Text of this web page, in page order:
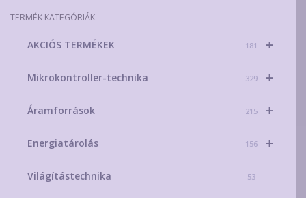
TERMÉK KATEGÓRIÁK
+
AKCIÓS TERMÉKEK 181
+
Mikrokontroller-technika 329
+
Áramforrások 215
+
Energiatárolás 156
Világítástechnika 53